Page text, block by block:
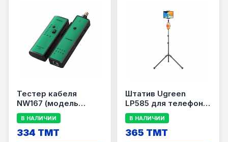
Тестер кабеля
NW167 (модель
10951)
В НАЛИЧИИ
334 TMT
Штатив Ugreen
LP585 для телефона
и планшета
В НАЛИЧИИ
365 TMT